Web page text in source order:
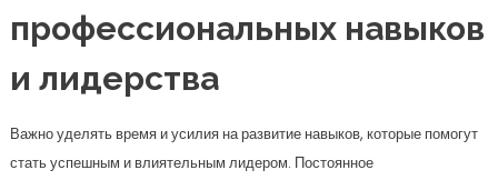
профессиональных навыков
и лидерства
Важно уделять время и усилия на развитие навыков, которые помогут
стать успешным и влиятельным лидером. Постоянное